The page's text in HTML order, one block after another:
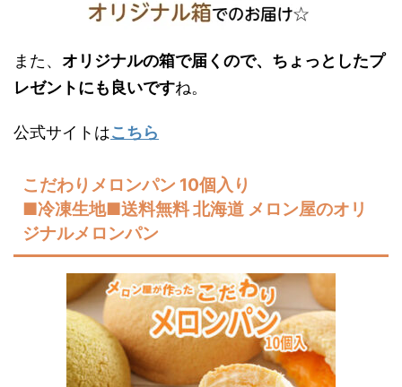
また、 オリジナルの箱で届くので、ちょっとしたプ
レゼントにも良いですね。
公式サイトはこちら
こだわりメロンパン 10個入り
■冷凍生地■送料無料 北海道 メロン屋のオリ
ジナルメロンパン